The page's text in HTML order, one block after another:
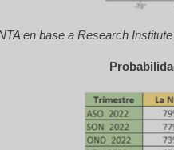
en base a Research